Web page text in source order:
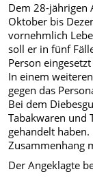
Dem 28-jährigen
Oktober bis
vornehmlich
soll er in fünf
Person
In einem
gegen das
Bei dem
Tabakwaren und
gehandelt
Zusammenhang
Der Angeklagte